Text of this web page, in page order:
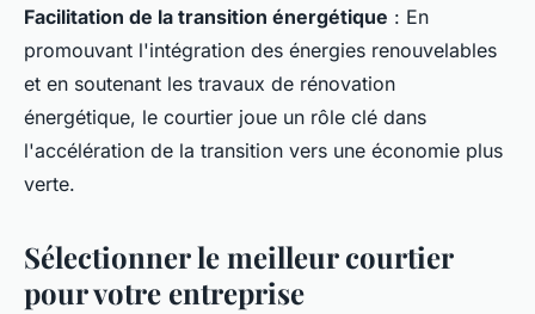
Facilitation de la transition énergétique : En
promouvant l'intégration des énergies renouvelables
et en soutenant les travaux de rénovation
énergétique, le courtier joue un rôle clé dans
l'accélération de la transition vers une économie plus
verte.
Sélectionner le meilleur courtier
pour votre entreprise